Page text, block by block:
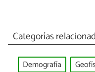
Categorías
Demografía